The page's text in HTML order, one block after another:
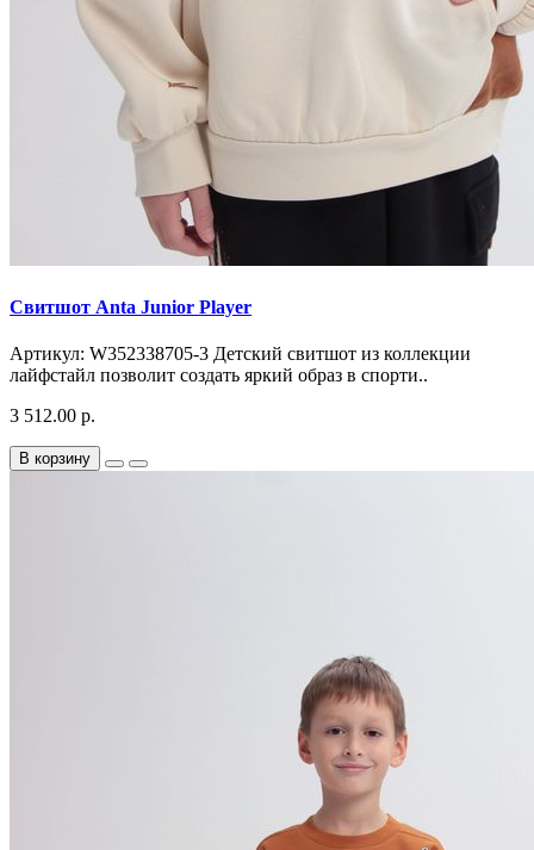
Свитшот Anta Junior Player
Артикул: W352338705-3 Детский свитшот из коллекции
лайфстайл позволит создать яркий образ в спорти..
3 512.00 р.
В корзину